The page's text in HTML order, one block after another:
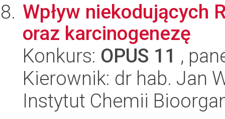
Wpływ niekodujących
oraz karcinogenezę
Konkurs: OPUS 11 ,
Kierownik: dr hab. Jan
Instytut Chemii